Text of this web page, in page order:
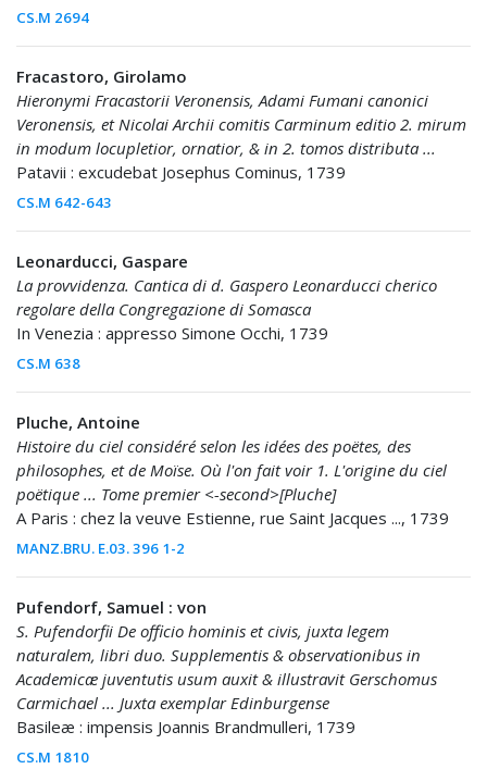
CS.M 2694
Fracastoro, Girolamo
Hieronymi Fracastorii Veronensis, Adami Fumani canonici
Veronensis, et Nicolai Archii comitis Carminum editio 2. mirum
in modum locupletior, ornatior, & in 2. tomos distributa ...
Patavii : excudebat Josephus Cominus, 1739
CS.M 642-643
Leonarducci, Gaspare
La provvidenza. Cantica di d. Gaspero Leonarducci cherico
regolare della Congregazione di Somasca
In Venezia : appresso Simone Occhi, 1739
CS.M 638
Pluche, Antoine
Histoire du ciel considéré selon les idées des poëtes, des
philosophes, et de Moïse. Où l'on fait voir 1. L'origine du ciel
poëtique ... Tome premier <-second>[Pluche]
A Paris : chez la veuve Estienne, rue Saint Jacques ..., 1739
MANZ.BRU. E.03. 396 1-2
Pufendorf, Samuel : von
S. Pufendorfii De officio hominis et civis, juxta legem
naturalem, libri duo. Supplementis & observationibus in
Academicæ juventutis usum auxit & illustravit Gerschomus
Carmichael ... Juxta exemplar Edinburgense
Basileæ : impensis Joannis Brandmulleri, 1739
CS.M 1810